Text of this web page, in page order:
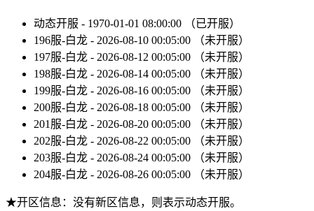
动态开服 - 1970-01-01 08:00:00 （已开服）
196服-白龙 - 2026-08-10 00:05:00 （未开服）
197服-白龙 - 2026-08-12 00:05:00 （未开服）
198服-白龙 - 2026-08-14 00:05:00 （未开服）
199服-白龙 - 2026-08-16 00:05:00 （未开服）
200服-白龙 - 2026-08-18 00:05:00 （未开服）
201服-白龙 - 2026-08-20 00:05:00 （未开服）
202服-白龙 - 2026-08-22 00:05:00 （未开服）
203服-白龙 - 2026-08-24 00:05:00 （未开服）
204服-白龙 - 2026-08-26 00:05:00 （未开服）
★开区信息：没有新区信息，则表示动态开服。